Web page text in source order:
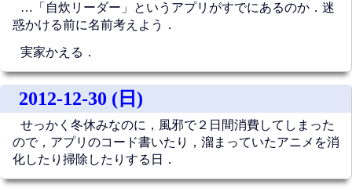
…「自炊リーダー」というアプリがすでにあるのか．迷
惑かける前に名前考えよう．
実家かえる．
2012-12-30 (日)
せっかく冬休みなのに，風邪で２日間消費してしまった
ので，アプリのコード書いたり，溜まっていたアニメを消
化したり掃除したりする日．